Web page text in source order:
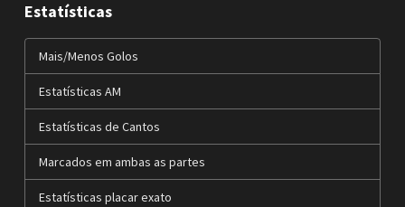
Estatísticas
Mais/Menos Golos
Estatísticas AM
Estatísticas de Cantos
Marcados em ambas as partes
Estatísticas placar exato